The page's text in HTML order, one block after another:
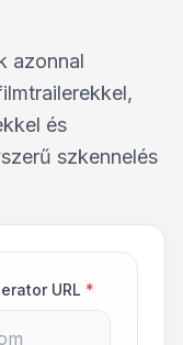
azonnal
és
szkennelés
URL *